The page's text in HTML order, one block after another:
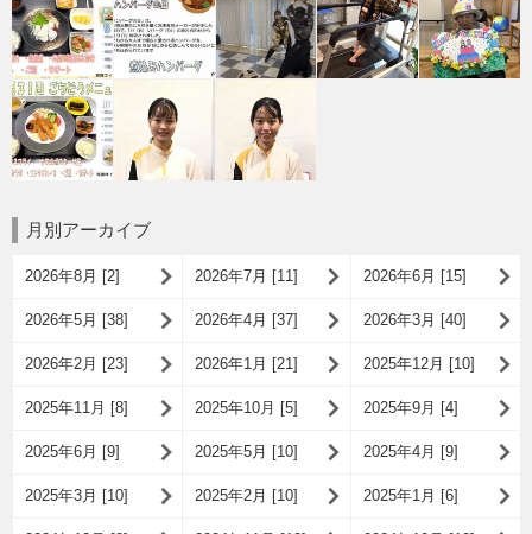
月別アーカイブ
2026年8月 [2] 2026年7月 [11] 2026年6月 [15]
2026年5月 [38] 2026年4月 [37] 2026年3月 [40]
2026年2月 [23] 2026年1月 [21] 2025年12月 [10]
2025年11月 [8] 2025年10月 [5] 2025年9月 [4]
2025年6月 [9] 2025年5月 [10] 2025年4月 [9]
2025年3月 [10] 2025年2月 [10] 2025年1月 [6]